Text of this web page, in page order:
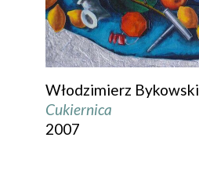
Włodzimierz Bykowski
Cukiernica
2007